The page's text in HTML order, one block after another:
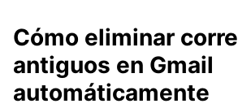
Cómo eliminar
antiguos en Gmail
automáticamente